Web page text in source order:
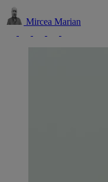
Mircea Marian